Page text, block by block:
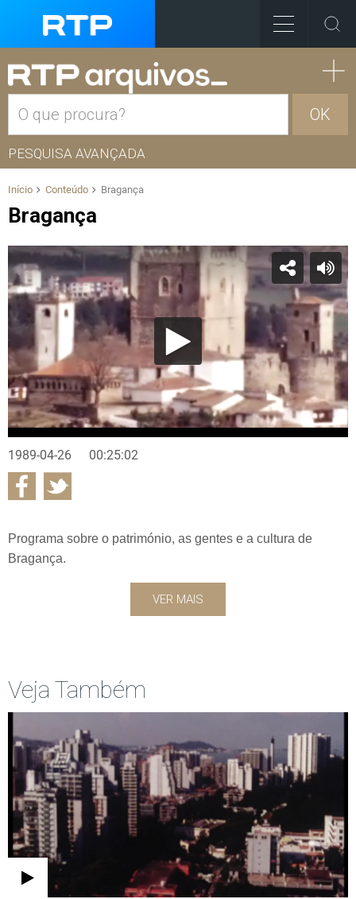
OK
PESQUISA AVANÇADA
Início Conteúdo Bragança
Bragança
1989-04-26 00:25:02
Programa sobre o património, as gentes e a cultura de
Bragança.
VER MAIS
Veja Também